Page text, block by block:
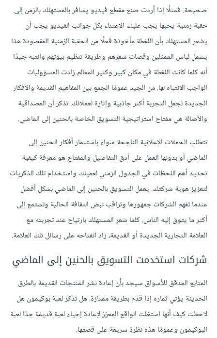
صحيحة. فمثلًا إذا أردت صنع مقطع فيديو يسافر بالمستهلك بالزمن إلى
حقبة زمنية يحبها يجب عليك الاعتناء بكل جوانب الفيديو يجب أن
يشعر المستهلك بأن اللقطة مأخوذة فعلًا من الحقبة الزمنية المقصودة هذا
يشمل لباس الممثلين وقصات شعرهم وطريقة تنظيم بيوتهم وانتبه جيدًا
أنه كلما كانت اللقطة في مكان كبير وكثير المعالم زادت المسؤوليات
الواجب الانتباه لها. من الجيد عمومًا الجمع بين المفاهيم القديمة والأفكار
الجديدة لجعل التجربة أكثر جاذبية وإثارة لعملائك. تذكر أن المصداقية
والأصالة هي مفتاح استراتيجية التسويق الخاصة بالحنين إلى الماضي.
تتطلب الحملات الإعلانية الناجحة سواء باستثمار أفكار الحنين إلى
الماضي أو بدونها العمل على أدق التفاصيل والمفتاح هو معرفة كيفية
تحديد أهم اللحظات في الجدول الزمني لعميلك واستخدام تلك الذكريات
لتعزيز هوية شركتك. يعمل التسويق بالحنين إلى الماضي بشكل أفضل
عندما تفهم الشركات جمهورها وتراقب نبض الثقافة الحالية وتستمع إلى
أكثر ما يتوق إليه الناس. كلما شعر المستهلك بارتياح عند تجربته مع
العلامة التجارية الجديدة أو القديمة، زاد انفتاحه على رسائل تلك العلامة.
شركات استخدمت التسويق بالحنين إلى الماضي
المتابع المدقق للأسواق سيجد بأن إعادة نشر المنتجات القديمة بالطرق
الحديثة يؤتي ثماره إذا قدم بطريقة ممتازة. هل تذكر لعبة بوكيمون هل
لاحظت كيف أنها استغلت الواقع المعزز لإعادة إحياء لعبة قديمة جدًا لعبة
البوكيمون وعمومًا هذه نظرة سريعة على قصتها.